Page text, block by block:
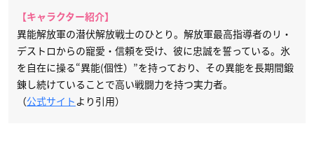
【キャラクター紹介】
異能解放軍の潜伏解放戦士のひとり。解放軍最高指導者のリ・
デストロからの寵愛・信頼を受け、彼に忠誠を誓っている。氷
を自在に操る“異能(個性）”を持っており、その異能を長期間鍛
錬し続けていることで高い戦闘力を持つ実力者。
（公式サイト より引用）